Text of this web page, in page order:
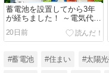
蓄電池を設置してから3年
が経ちました！ ～電気代の
削減実績について～
20日前
#蓄電池 #住まい #太陽